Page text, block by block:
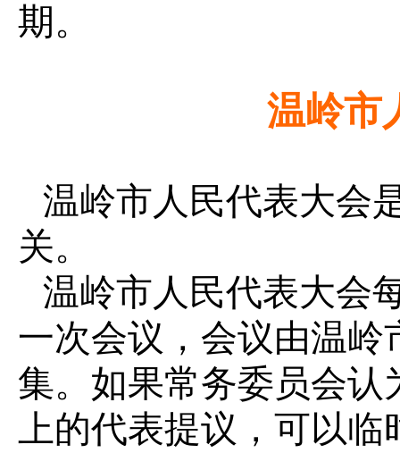
期。
温岭市
温岭市人民代表大会
关。
温岭市人民代表大会
一次会议，会议由温
集。如果常务委员会
上的代表提议，可以